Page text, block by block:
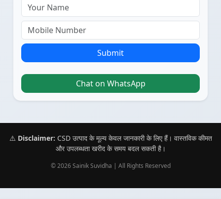
Submit
Chat on WhatsApp
⚠️ Disclaimer: CSD उत्पाद के मूल्य केवल जानकारी के लिए हैं। वास्तविक कीमत
और उपलब्धता खरीद के समय बदल सकती है।
© 2026 Sainik Suvidha | All Rights Reserved